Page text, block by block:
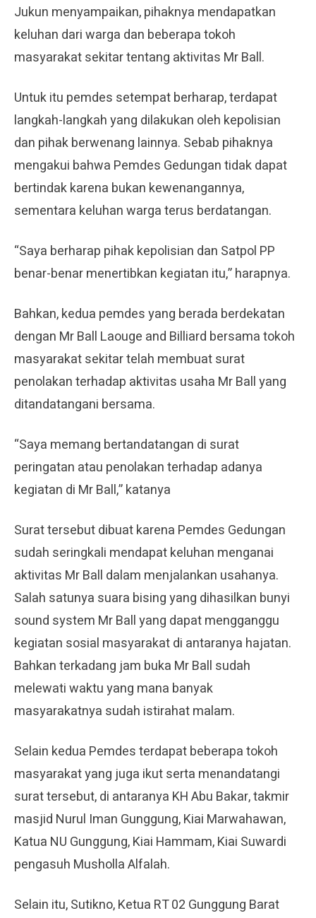
Jukun menyampaikan, pihaknya mendapatkan
keluhan dari warga dan beberapa tokoh
masyarakat sekitar tentang aktivitas Mr Ball.
Untuk itu pemdes setempat berharap, terdapat
langkah-langkah yang dilakukan oleh kepolisian
dan pihak berwenang lainnya. Sebab pihaknya
mengakui bahwa Pemdes Gedungan tidak dapat
bertindak karena bukan kewenangannya,
sementara keluhan warga terus berdatangan.
“Saya berharap pihak kepolisian dan Satpol PP
benar-benar menertibkan kegiatan itu,” harapnya.
Bahkan, kedua pemdes yang berada berdekatan
dengan Mr Ball Laouge and Billiard bersama tokoh
masyarakat sekitar telah membuat surat
penolakan terhadap aktivitas usaha Mr Ball yang
ditandatangani bersama.
“Saya memang bertandatangan di surat
peringatan atau penolakan terhadap adanya
kegiatan di Mr Ball,” katanya
Surat tersebut dibuat karena Pemdes Gedungan
sudah seringkali mendapat keluhan menganai
aktivitas Mr Ball dalam menjalankan usahanya.
Salah satunya suara bising yang dihasilkan bunyi
sound system Mr Ball yang dapat mengganggu
kegiatan sosial masyarakat di antaranya hajatan.
Bahkan terkadang jam buka Mr Ball sudah
melewati waktu yang mana banyak
masyarakatnya sudah istirahat malam.
Selain kedua Pemdes terdapat beberapa tokoh
masyarakat yang juga ikut serta menandatangi
surat tersebut, di antaranya KH Abu Bakar, takmir
masjid Nurul Iman Gunggung, Kiai Marwahawan,
Katua NU Gunggung, Kiai Hammam, Kiai Suwardi
pengasuh Musholla Alfalah.
Selain itu, Sutikno, Ketua RT 02 Gunggung Barat